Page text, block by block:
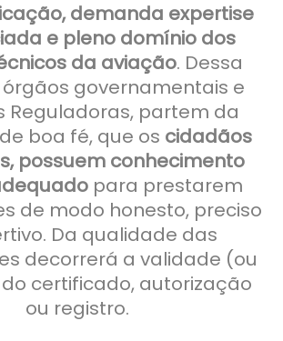
demanda expertise
e pleno domínio dos
da aviação. Dessa
governamentais e
Reguladoras, partem da
boa fé, que os cidadãos
possuem conhecimento
para prestarem
de modo honesto, preciso
Da qualidade das
decorrerá a validade (ou
certificado, autorização
ou registro.